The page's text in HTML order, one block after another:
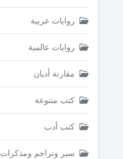
روايات عربية
روايات عالمية
مقارنة أديان
كتب متنوعة
كتب أدب
سير وتراجم ومذكرات